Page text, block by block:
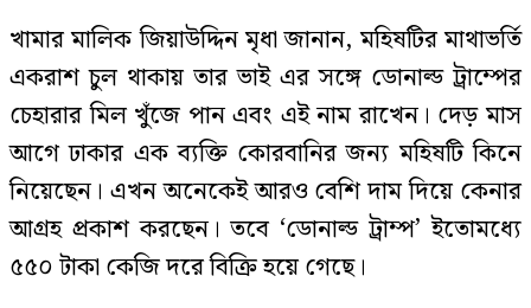
খামার মালিক জিয়াউদ্দিন মৃধা জানান, মহিষটির মাথাভর্তি
একরাশ চুল থাকায় তার ভাই এর সঙ্গে ডোনাল্ড ট্রাম্পের
চেহারার মিল খুঁজে পান এবং এই নাম রাখেন। দেড় মাস
আগে ঢাকার এক ব্যক্তি কোরবানির জন্য মহিষটি কিনে
নিয়েছেন। এখন অনেকেই আরও বেশি দাম দিয়ে কেনার
আগ্রহ প্রকাশ করছেন। তবে ‘ডোনাল্ড ট্রাম্প’ ইতোমধ্যে
৫৫০ টাকা কেজি দরে বিক্রি হয়ে গেছে।